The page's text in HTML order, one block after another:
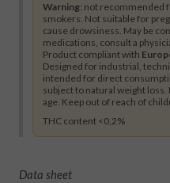
Warning: not recommended
smokers. Not suitable for
cause drowsiness. May be
medications, consult a
Product compliant with
Designed for industrial,
intended for direct
subject to natural weight
age. Keep out of reach of
THC content <0,2%
Data sheet